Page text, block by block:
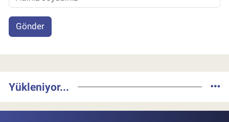
Gönder
Yükleniyor...